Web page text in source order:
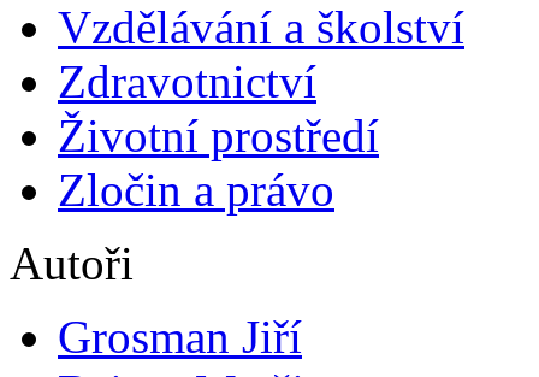
Vzdělávání a školství
Zdravotnictví
Životní prostředí
Zločin a právo
Autoři
Grosman Jiří